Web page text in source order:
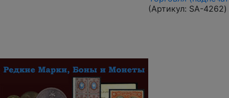
(Артикул: SA-4262)